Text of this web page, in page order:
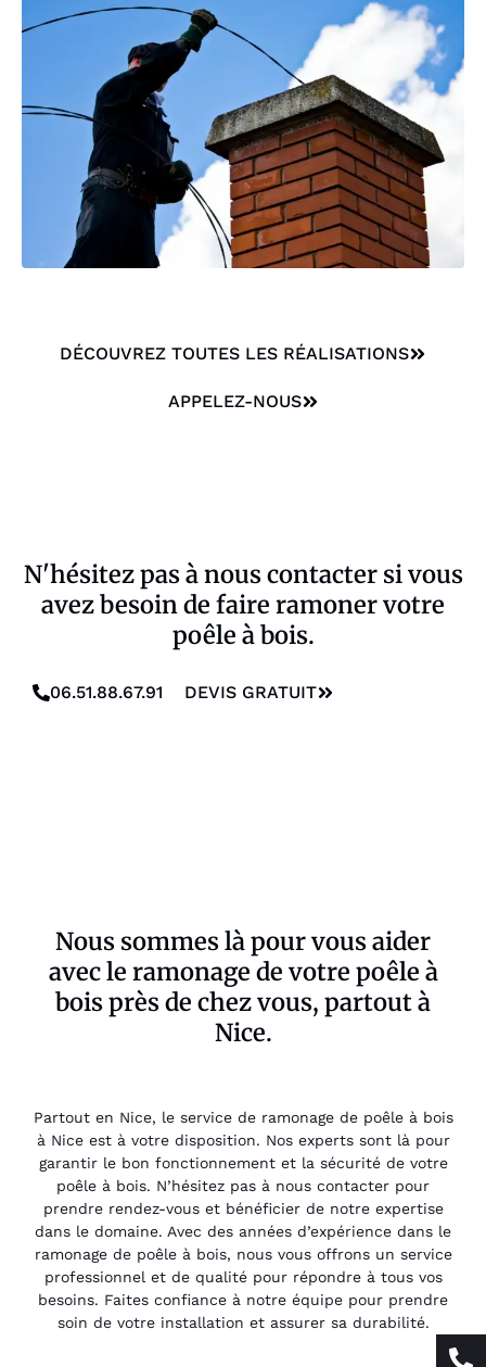
DÉCOUVREZ TOUTES LES RÉALISATIONS
APPELEZ-NOUS
N'hésitez pas à nous contacter si vous
avez besoin de faire ramoner votre
poêle à bois.
06.51.88.67.91 DEVIS GRATUIT
Nous sommes là pour vous aider
avec le ramonage de votre poêle à
bois près de chez vous, partout à
Nice.
Partout en Nice, le service de ramonage de poêle à bois
à Nice est à votre disposition. Nos experts sont là pour
garantir le bon fonctionnement et la sécurité de votre
poêle à bois. N’hésitez pas à nous contacter pour
prendre rendez-vous et bénéficier de notre expertise
dans le domaine. Avec des années d’expérience dans le
ramonage de poêle à bois, nous vous offrons un service
professionnel et de qualité pour répondre à tous vos
besoins. Faites confiance à notre équipe pour prendre
soin de votre installation et assurer sa durabilité.